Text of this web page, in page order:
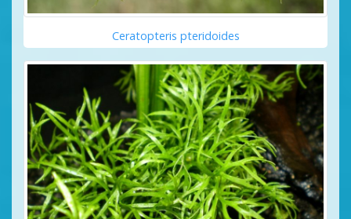
Ceratopteris pteridoides